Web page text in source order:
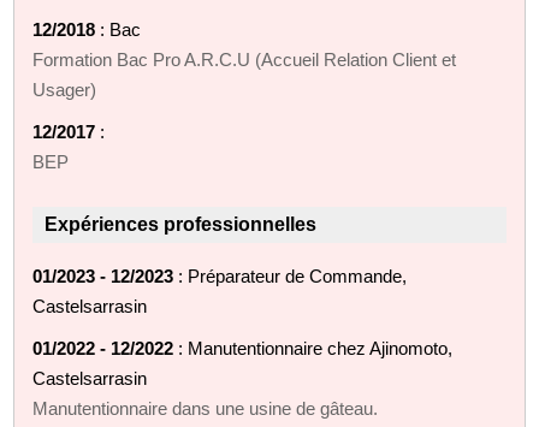
12/2018 : Bac
Formation Bac Pro A.R.C.U (Accueil Relation Client et
Usager)
12/2017 :
BEP
Expériences professionnelles
01/2023 - 12/2023 : Préparateur de Commande,
Castelsarrasin
01/2022 - 12/2022 : Manutentionnaire chez Ajinomoto,
Castelsarrasin
Manutentionnaire dans une usine de gâteau.